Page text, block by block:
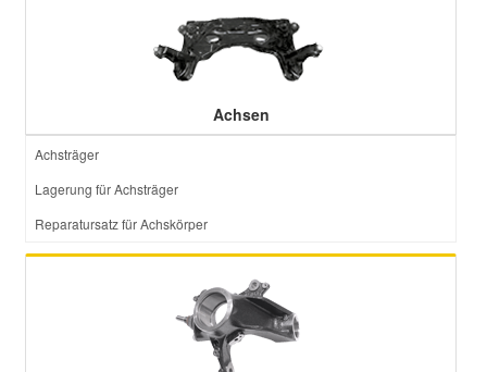
Achsen
Achsträger
Lagerung für Achsträger
Reparatursatz für Achskörper
Nissan Ersatzteile
Porsche Ersatzteile
Seat Ersatzteile
Suzuki Ersatzteile